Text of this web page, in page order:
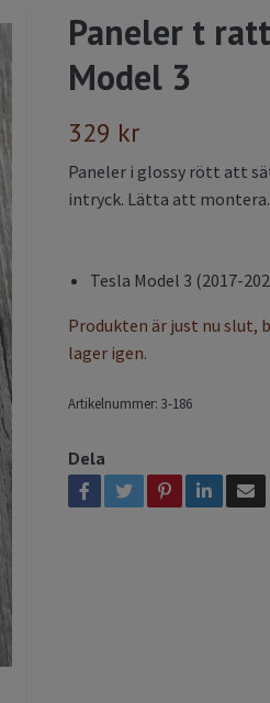
Paneler t
Model 3
329 kr
Paneler i glossy rött att
intryck. Lätta att montera.
Tesla Model 3 (2017-
Produkten är just nu slut,
lager igen.
Artikelnummer: 3-186
Dela